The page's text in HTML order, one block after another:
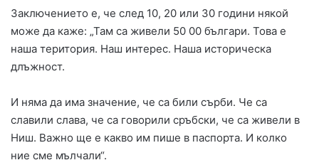
Заключението е, че след 10, 20 или 30 години някой
може да каже: „Там са живели 50 00 българи. Това е
наша територия. Наш интерес. Наша историческа
длъжност.
И няма да има значение, че са били сърби. Че са
славили слава, че са говорили сръбски, че са живели в
Ниш. Важно ще е какво им пише в паспорта. И колко
ние сме мълчали“.